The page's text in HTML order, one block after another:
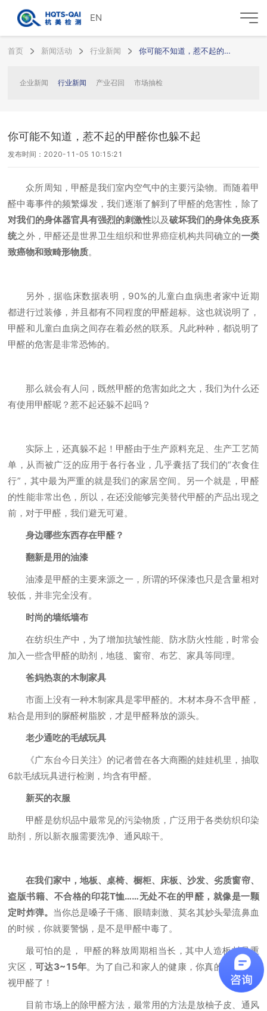
EN
首页 新闻活动 行业新闻 你可能不知道，惹不起的甲醛你也躲不起
企业新闻 行业新闻 产业召回 市场抽检
你可能不知道，惹不起的甲醛你也躲不起
发布时间：2020-11-05 10:15:21
众所周知，甲醛是我们室内空气中的主要污染物。而随着甲
醛中毒事件的频繁爆发，我们逐渐了解到了甲醛的危害性，除了
对我们的身体器官具有强烈的刺激性以及破坏我们的身体免疫系
统之外，甲醛还是世界卫生组织和世界癌症机构共同确立的一类
致癌物和致畸形物质。
另外，据临床数据表明，90%的儿童白血病患者家中近期
都进行过装修，并且都有不同程度的甲醛超标。这也就说明了，
甲醛和儿童白血病之间存在着必然的联系。凡此种种，都说明了
甲醛的危害是非常恐怖的。
那么就会有人问，既然甲醛的危害如此之大，我们为什么还
有使用甲醛呢？惹不起还躲不起吗？
实际上，还真躲不起！甲醛由于生产原料充足、生产工艺简
单，从而被广泛的应用于各行各业，几乎囊括了我们的“衣食住
行”，其中最为严重的就是我们的家居空间。另一个就是，甲醛
的性能非常出色，所以，在还没能够完美替代甲醛的产品出现之
前，对于甲醛，我们避无可避。
身边哪些东西存在甲醛？
翻新是用的油漆
油漆是甲醛的主要来源之一，所谓的环保漆也只是含量相对
较低，并非完全没有。
时尚的墙纸墙布
在纺织生产中，为了增加抗皱性能、防水防火性能，时常会
加入一些含甲醛的助剂，地毯、窗帘、布艺、家具等同理。
爸妈热衷的木制家具
市面上没有一种木制家具是零甲醛的。木材本身不含甲醛，
粘合是用到的脲醛树脂胶，才是甲醛释放的源头。
老少通吃的毛绒玩具
《广东台今日关注》的记者曾在各大商圈的娃娃机里，抽取
6款毛绒玩具进行检测，均含有甲醛。
新买的衣服
甲醛是纺织品中最常见的污染物质，广泛用于各类纺织印染
助剂，所以新衣服需要洗净、通风晾干。
在我们家中，地板、桌椅、橱柜、床板、沙发、劣质窗帘、
盗版书籍、不合格的印花T恤……无处不在的甲醛，就像是一颗
定时炸弹。 当你总是嗓子干痛、眼睛刺激、莫名其妙头晕流鼻血
的时候，你就要警惕，是不是甲醛中毒了。
最可怕的是， 甲醛的释放周期相当长，其中人造板材是重
灾区，可达3~15年。为了自己和家人的健康，你真的不能再忽
视甲醛了！
目前市场上的除甲醛方法，最常用的方法是放柚子皮、通风